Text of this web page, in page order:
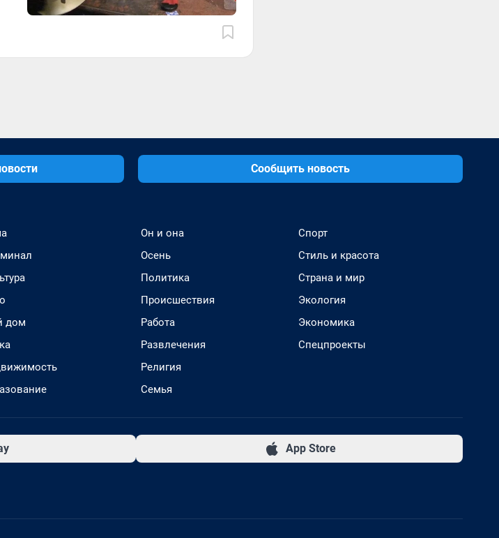
Сообщить новость
дом
Он и она
Осень
Политика
Происшествия
Работа
Развлечения
Религия
Семья
Спорт
Стиль и красота
Страна и мир
Экология
Экономика
Спецпроекты
App Store